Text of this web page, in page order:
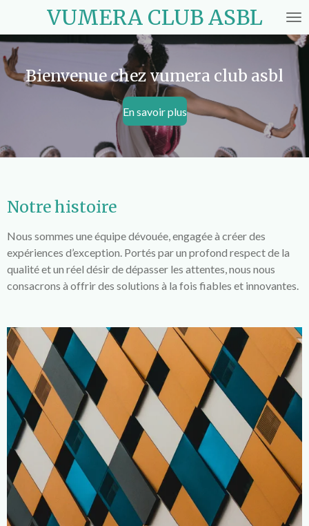
contenu
principal
VUMERA CLUB ASBL
Bienvenue chez vumera club asbl
En savoir plus
Notre histoire
Nous sommes une équipe dévouée, engagée à créer des
expériences d’exception. Portés par un profond respect de la
qualité et un réel désir de dépasser les attentes, nous nous
consacrons à offrir des solutions à la fois fiables et innovantes.